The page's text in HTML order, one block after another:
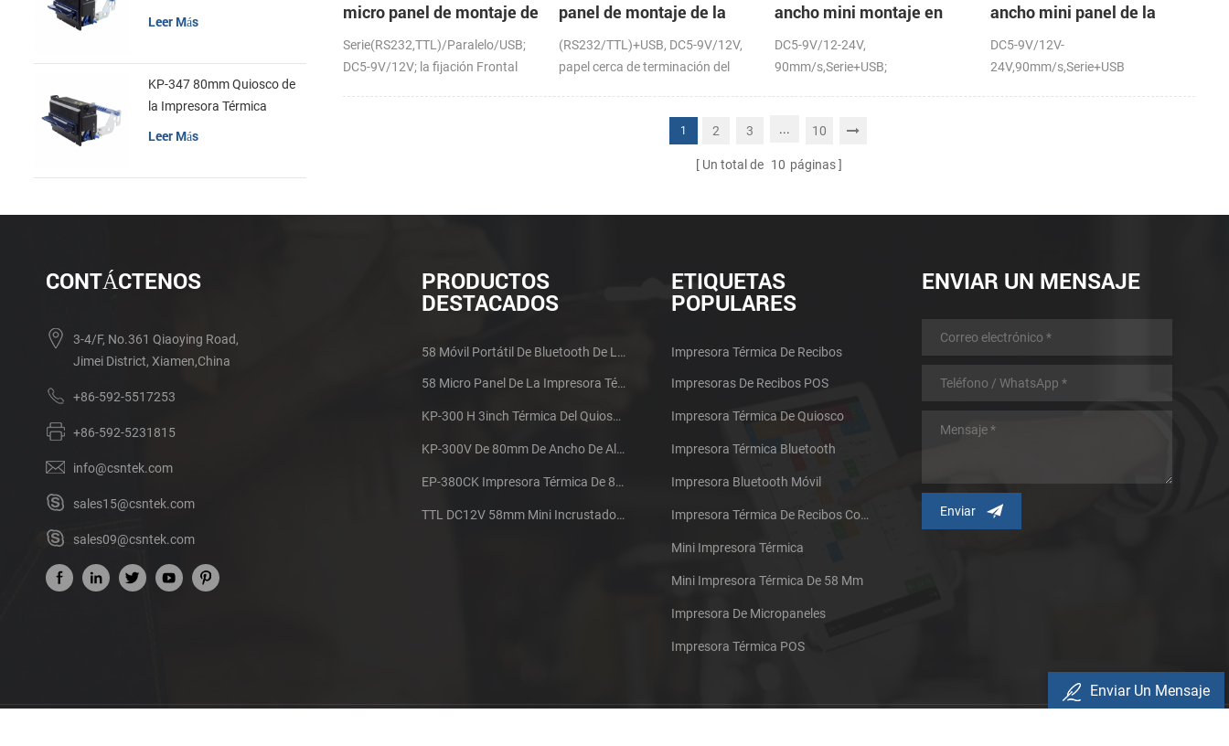
micro panel de montaje de
la impresora térmica de
recibos
Serie(RS232,TTL)/Paralelo/USB;
DC5-9V/12V; la fijación Frontal
panel de montaje de la
impresora térmica de
recibos
(RS232/TTL)+USB, DC5-9V/12V,
papel cerca de terminación del
ancho mini montaje en
panel de la impresora
térmica con auto-cortador
DC5-9V/12-24V,
90mm/s,Serie+USB;
ancho mini panel de la
impresora térmica con
auto-cortador
DC5-9V/12V-
24V,90mm/s,Serie+USB
1 2 3 ... 10
Un total de 10 páginas
Leer Más
KP-347 80mm Quiosco de
la Impresora Térmica
Leer Más
CONTÁCTENOS
3-4/F, No.361 Qiaoying Road,
Jimei District, Xiamen,China
+86-592-5517253
+86-592-5231815
info@csntek.com
sales15@csntek.com
sales09@csntek.com
PRODUCTOS
DESTACADOS
58 Móvil Portátil De Bluetooth De La Impresora Térmica De PTP-II
58 Micro Panel De La Impresora Térmica De Recibos CSN-A1
KP-300 H 3inch Térmica Del Quiosco De La Impresora Módulo De
KP-300V De 80mm De Ancho De Alta Velocidad De La Impresora Térmica Del Quiosco
EP-380CK Impresora Térmica De 80 Mm Con Bloqueo De La Tapa
TTL DC12V 58mm Mini Incrustado Taxi De La Impresora Térmica De Recibos
ETIQUETAS
POPULARES
Impresora Térmica De Recibos
Impresoras De Recibos POS
Impresora Térmica De Quiosco
Impresora Térmica Bluetooth
Impresora Bluetooth Móvil
Impresora Térmica De Recibos Con Micropanel.
Mini Impresora Térmica
Mini Impresora Térmica De 58 Mm
Impresora De Micropaneles
Impresora Térmica POS
ENVIAR UN MENSAJE
Enviar Un Mensaje